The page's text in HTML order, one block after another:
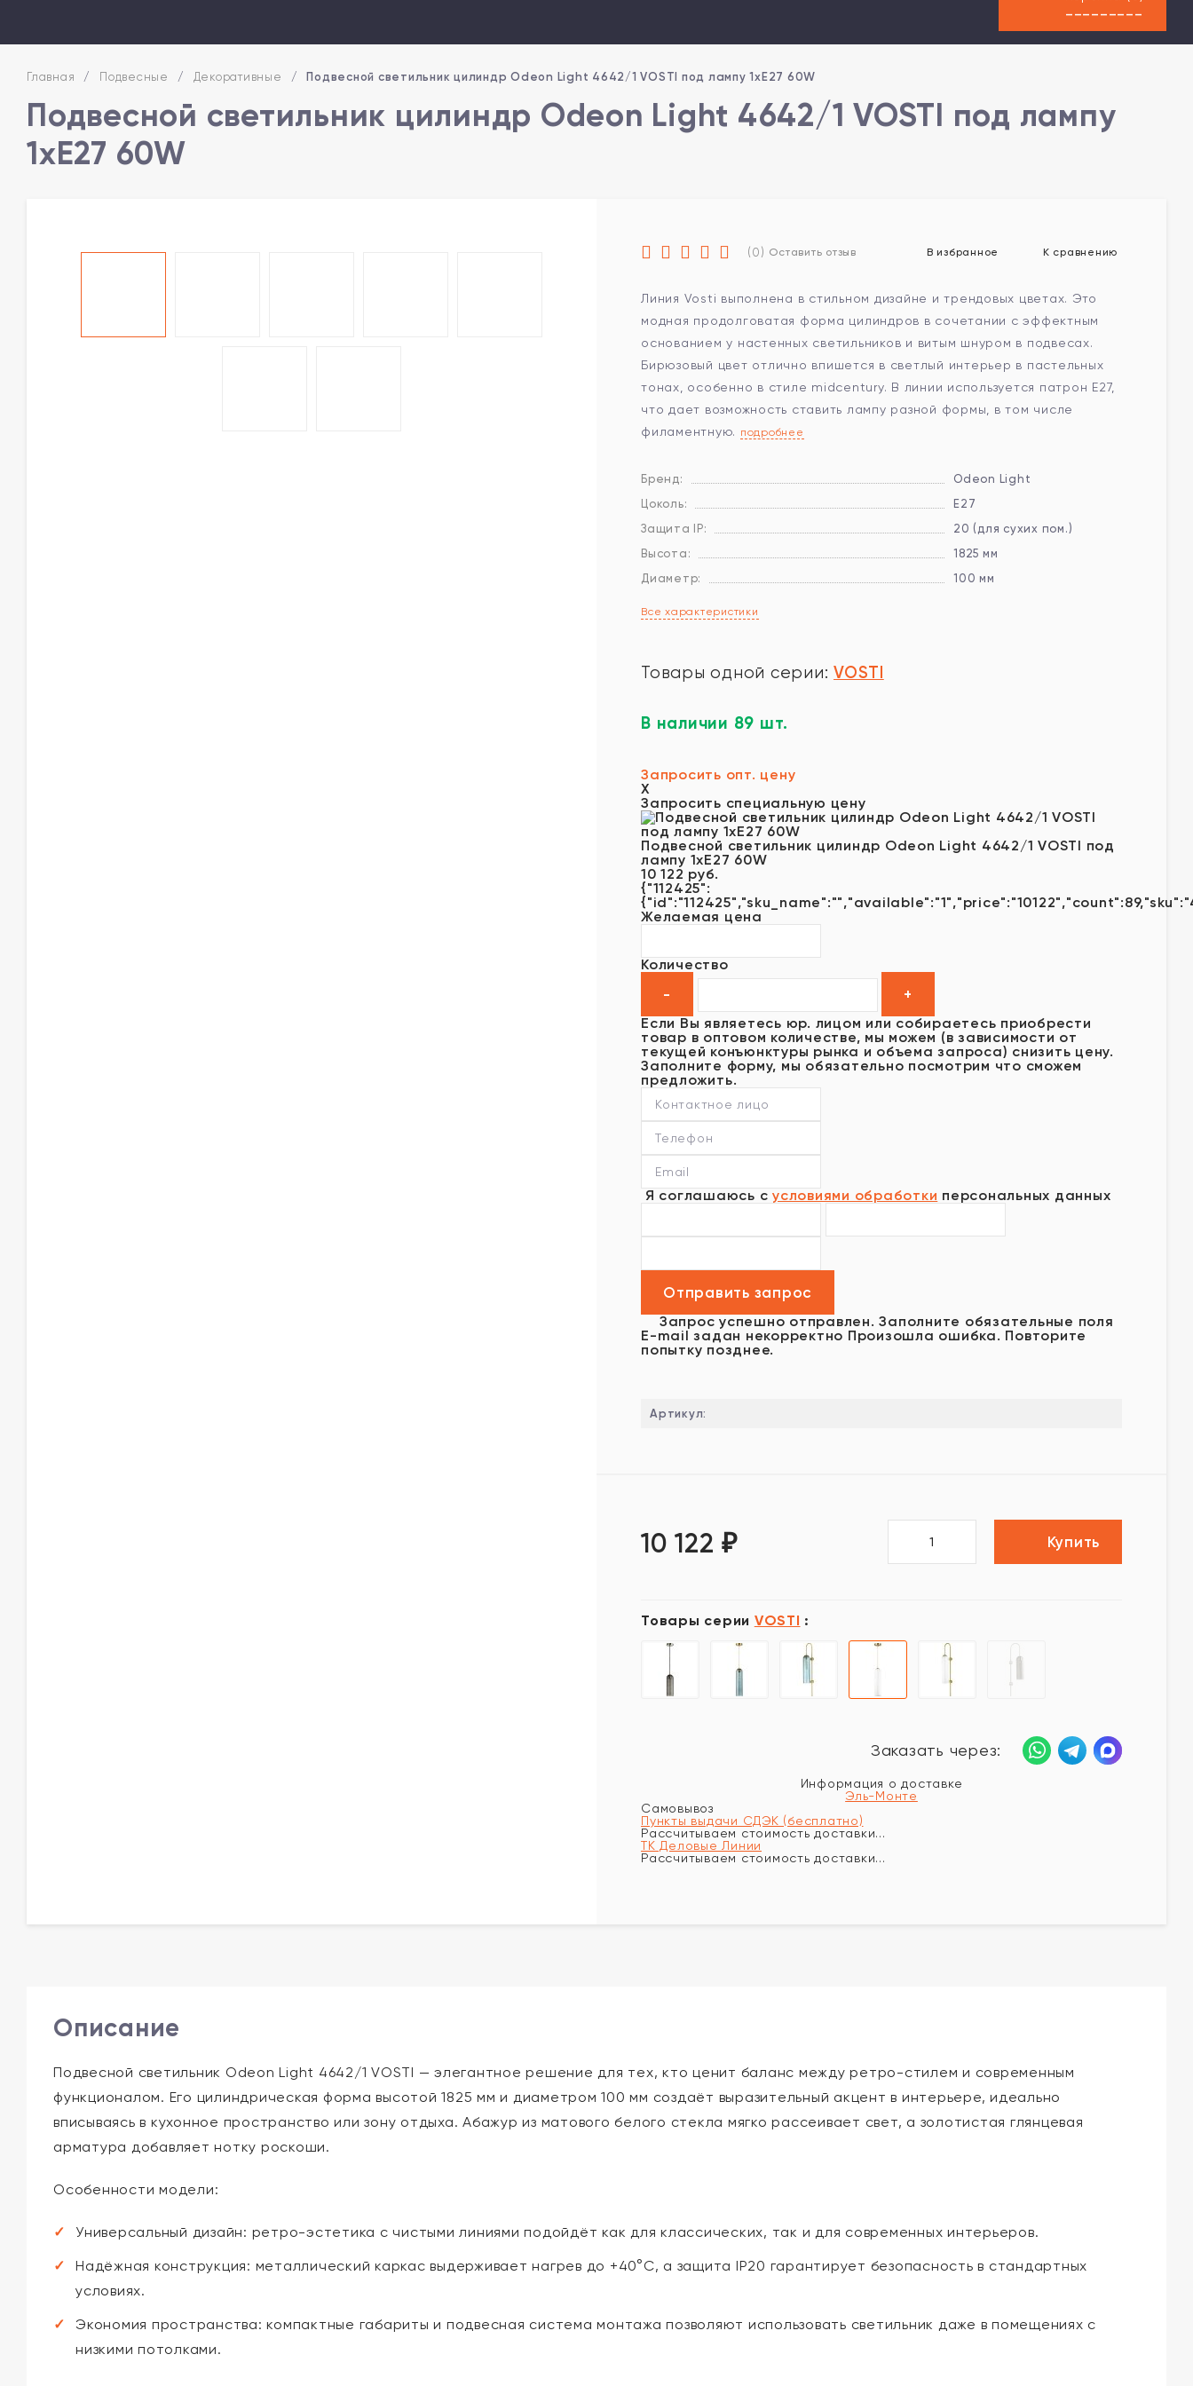
---------
Главная / Подвесные / Декоративные / Подвесной светильник цилиндр Odeon Light 4642/1 VOSTI под лампу 1xE27 60W
Подвесной светильник цилиндр Odeon Light 4642/1 VOSTI под лампу
1xE27 60W
(0) Оставить отзыв В избранное К сравнению
Линия Vosti выполнена в стильном дизайне и трендовых цветах. Это
модная продолговатая форма цилиндров в сочетании с эффектным
основанием у настенных светильников и витым шнуром в подвесах.
Бирюзовый цвет отлично впишется в светлый интерьер в пастельных
тонах, особенно в стиле midcentury. В линии используется патрон Е27,
что дает возможность ставить лампу разной формы, в том числе
филаментную. подробнее
Бренд:
Odeon Light
Цоколь:
E27
Защита IP:
20 (для сухих пом.)
Высота:
1825 мм
Диаметр:
100 мм
Все характеристики
Товары одной серии: VOSTI
В наличии 89 шт.
Запросить опт. цену
X
Запросить специальную цену
Подвесной светильник цилиндр Odeon Light 4642/1 VOSTI под
лампу 1xE27 60W
10 122 руб.
{"112425":
Желаемая цена
Количество
Если Вы являетесь юр. лицом или собираетесь приобрести
товар в оптовом количестве, мы можем (в зависимости от
текущей конъюнктуры рынка и объема запроса) снизить цену.
Заполните форму, мы обязательно посмотрим что сможем
предложить.
Я соглашаюсь с условиями обработки персональных данных
Запрос успешно отправлен. Заполните обязательные поля
E-mail задан некорректно Произошла ошибка. Повторите
попытку позднее.
Артикул:
10 122₽ Купить
Товары серии VOSTI :
Заказать через:
Информация о доставке
Эль-Монте
Самовывоз
Пункты выдачи СДЭК (бесплатно)
Рассчитываем стоимость доставки...
ТК Деловые Линии
Рассчитываем стоимость доставки...
Описание
Подвесной светильник Odeon Light 4642/1 VOSTI — элегантное решение для тех, кто ценит баланс между ретро-стилем и современным
функционалом. Его цилиндрическая форма высотой 1825 мм и диаметром 100 мм создаёт выразительный акцент в интерьере, идеально
вписываясь в кухонное пространство или зону отдыха. Абажур из матового белого стекла мягко рассеивает свет, а золотистая глянцевая
арматура добавляет нотку роскоши.
Особенности модели:
Универсальный дизайн: ретро-эстетика с чистыми линиями подойдёт как для классических, так и для современных интерьеров.
Надёжная конструкция: металлический каркас выдерживает нагрев до +40°C, а защита IP20 гарантирует безопасность в стандартных
условиях.
Экономия пространства: компактные габариты и подвесная система монтажа позволяют использовать светильник даже в помещениях с
низкими потолками.